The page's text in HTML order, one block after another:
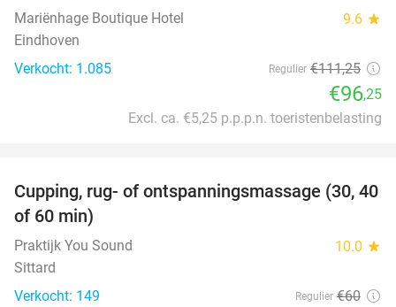
Mariënhage Boutique Hotel 9.6 star
Eindhoven
Verkocht: 1.085
Regulier €111,25
€96,25
Excl. ca. €5,25 p.p.p.n. toeristenbelasting
60%
Cupping, rug- of ontspanningsmassage (30, 40
of 60 min)
Praktijk You Sound 10.0 star
Sittard
Verkocht: 149
Regulier €60